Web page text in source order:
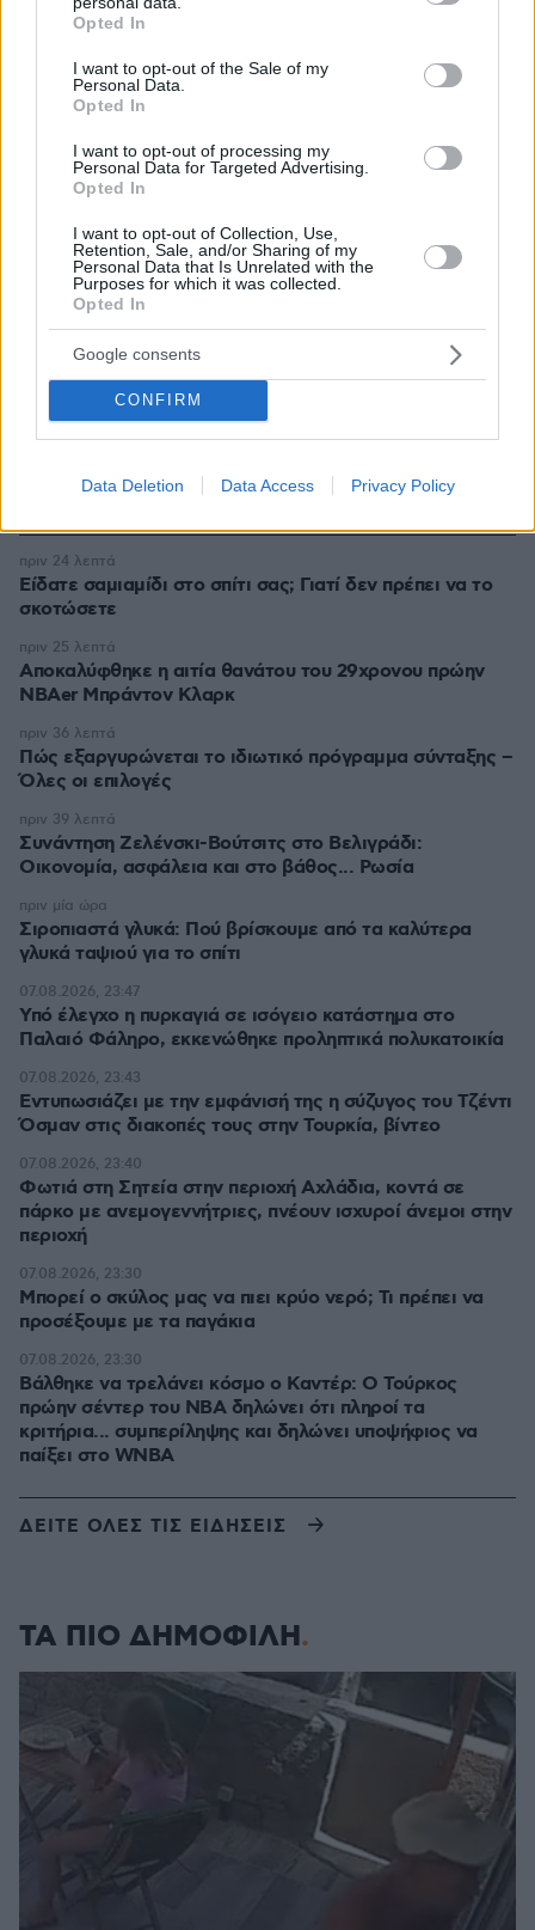
grant or deny consent to Google and its third-party tags to
use your data for below specified purposes in below Google
consent section.
Opted In
I want to opt-out of the Sale of my
Personal Data.
Opted In
I want to opt-out of processing my
Personal Data for Targeted Advertising.
Opted In
I want to opt-out of Collection, Use,
Retention, Sale, and/or Sharing of my
Personal Data that Is Unrelated with the
Purposes for which it was collected.
Opted In
Google consents
CONFIRM
Data Deletion Data Access Privacy Policy
Απομένουν 2500χαρακτήρες
* Υποχρεωτικά πεδία
Είδατε σαμιαμίδι στο σπίτι σας; Γιατί δεν πρέπει να το
σκοτώσετε
πριν 24 λεπτά
Αποκαλύφθηκε η αιτία θανάτου του 29χρονου πρώην
NBAer Μπράντον Κλαρκ
πριν 25 λεπτά
Πώς εξαργυρώνεται το ιδιωτικό πρόγραμμα σύνταξης –
Όλες οι επιλογές
πριν 36 λεπτά
Συνάντηση Ζελένσκι-Βούτσιτς στο Βελιγράδι:
Οικονομία, ασφάλεια και στο βάθος... Ρωσία
πριν 39 λεπτά
Σιροπιαστά γλυκά: Πού βρίσκουμε από τα καλύτερα
γλυκά ταψιού για το σπίτι
πριν μία ώρα
Υπό έλεγχο η πυρκαγιά σε ισόγειο κατάστημα στο
Παλαιό Φάληρο, εκκενώθηκε προληπτικά πολυκατοικία
07.08.2026, 23:47
Εντυπωσιάζει με την εμφάνισή της η σύζυγος του Τζέντι
Όσμαν στις διακοπές τους στην Τουρκία, βίντεο
07.08.2026, 23:43
Φωτιά στη Σητεία στην περιοχή Αχλάδια, κοντά σε
πάρκο με ανεμογεννήτριες, πνέουν ισχυροί άνεμοι στην
περιοχή
07.08.2026, 23:40
Μπορεί ο σκύλος μας να πιει κρύο νερό; Τι πρέπει να
προσέξουμε με τα παγάκια
07.08.2026, 23:30
Βάλθηκε να τρελάνει κόσμο ο Καντέρ: Ο Τούρκος
πρώην σέντερ του NBA δηλώνει ότι πληροί τα
κριτήρια... συμπερίληψης και δηλώνει υποψήφιος να
παίξει στο WNBA
07.08.2026, 23:30
ΔΕΙΤΕ ΟΛΕΣ ΤΙΣ ΕΙΔΗΣΕΙΣ
ΤΑ ΠΙΟ ΔΗΜΟΦΙΛΗ